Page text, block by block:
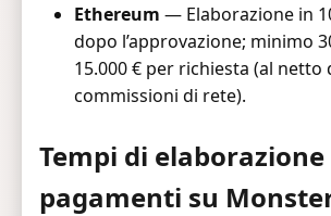
Ethereum — Elaborazione in
dopo l’approvazione; minimo
15.000 € per richiesta (al netto
commissioni di rete).
Tempi di elaborazione
pagamenti su